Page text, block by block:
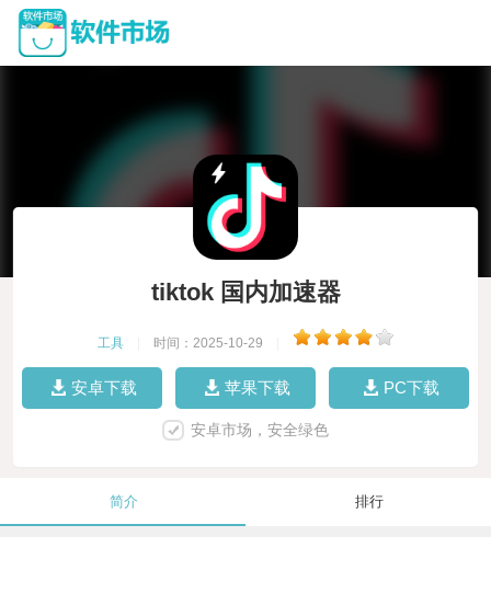
tiktok 国内加速器
工具 时间：2025-10-29
安卓下载 苹果下载 PC下载
安卓市场，安全绿色
简介 排行